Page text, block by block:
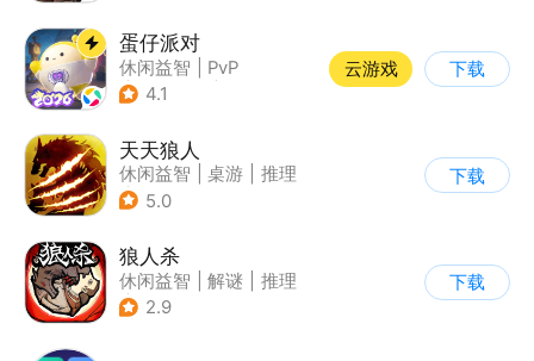
蛋仔派对
休闲益智
PvP
| 派对游戏
4.1
云游戏 下载
天天狼人
休闲益智 桌游
推理
| 狼人杀
5.0
下载
狼人杀
休闲益智 解谜
推理
| 狼人杀
2.9
下载